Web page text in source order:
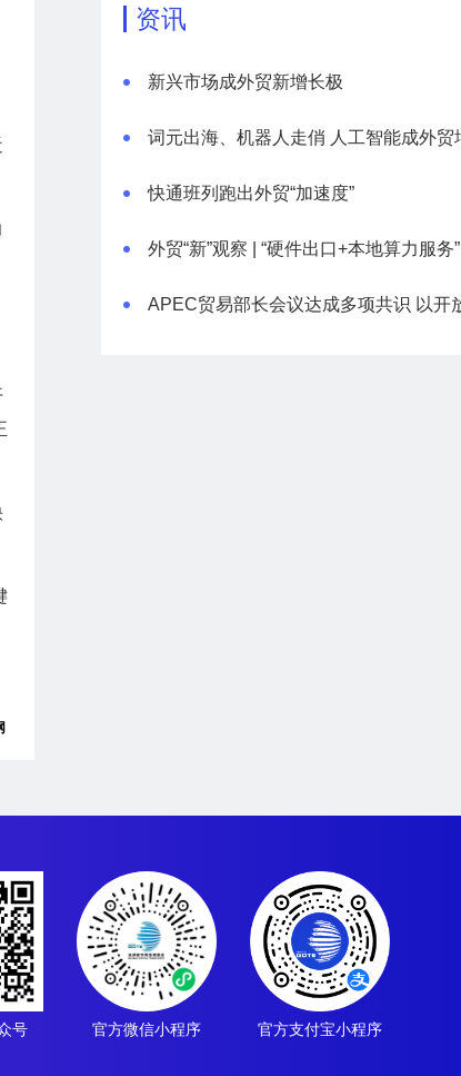
资讯
新兴市场成外贸新增长极
快通班列跑出外贸“加速度”
号 官方微信小程序 官方支付宝小程序